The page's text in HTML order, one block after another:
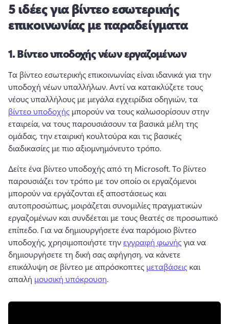
5 ιδέες για βίντεο εσωτερικής
επικοινωνίας με παραδείγματα
1.Βίντεο υποδοχής νέων εργαζομένων
Τα βίντεο εσωτερικής επικοινωνίας είναι ιδανικά για την
υποδοχή νέων υπαλλήλων. Αντί να κατακλύζετε τους
νέους υπαλλήλους με μεγάλα εγχειρίδια οδηγιών, τα
βίντεο υποδοχής μπορούν να τους καλωσορίσουν στην
εταιρεία, να τους παρουσιάσουν τα βασικά μέλη της
ομάδας, την εταιρική κουλτούρα και τις βασικές
διαδικασίες με πιο αξιομνημόνευτο τρόπο.
Δείτε ένα βίντεο υποδοχής από τη Microsoft. Το βίντεο
παρουσιάζει τον τρόπο με τον οποίο οι εργαζόμενοι
μπορούν να εργάζονται εξ αποστάσεως και
αυτοπροσώπως, μοιράζεται συνομιλίες πραγματικών
εργαζομένων και συνδέεται με τους θεατές σε προσωπικό
επίπεδο. Για να δημιουργήσετε ένα παρόμοιο βίντεο
υποδοχής, χρησιμοποιήστε την εγγραφή φωνής για να
δημιουργήσετε τη δική σας αφήγηση, να κάνετε
επικάλυψη σε βίντεο με απρόσκοπτες μεταβάσεις και
απαλή μουσική υπόκρουση.